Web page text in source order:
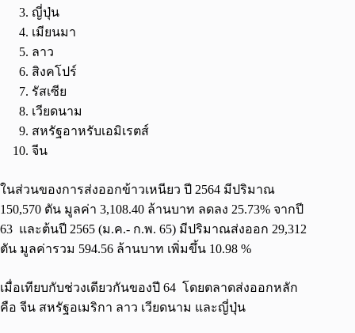
ญี่ปุ่น
เมียนมา
ลาว
สิงคโปร์
รัสเซีย
เวียดนาม
สหรัฐอาหรับเอมิเรตส์
จีน
ในส่วนของการส่งออกข้าวเหนียว ปี 2564 มีปริมาณ
150,570 ตัน มูลค่า 3,108.40 ล้านบาท ลดลง 25.73% จากปี
63 และต้นปี 2565 (ม.ค.- ก.พ. 65) มีปริมาณส่งออก 29,312
ตัน มูลค่ารวม 594.56 ล้านบาท เพิ่มขึ้น 10.98 %
เมื่อเทียบกับช่วงเดียวกันของปี 64 โดยตลาดส่งออกหลัก
คือ จีน สหรัฐอเมริกา ลาว เวียดนาม และญี่ปุ่น